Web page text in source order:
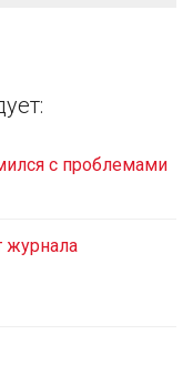
с проблемами
журнала